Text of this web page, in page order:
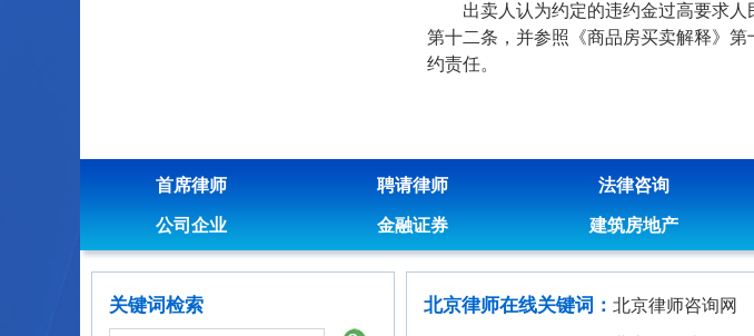
出卖人认为约定的违约金过高要求人
第十二条，并参照《商品房买卖解释》
约责任。
首席律师 聘请律师 法律咨询
公司企业 金融证券 建筑房地产
关键词检索 北京律师在线关键词： 北京律师咨询网